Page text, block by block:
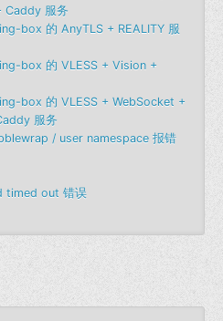
Caddy 服务
box 的 AnyTLS + REALITY 服
box 的 VLESS + Vision +
box 的 VLESS + WebSocket +
服务
/ user namespace 报错
timed out 错误